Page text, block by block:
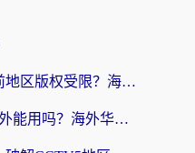
央视影音当前地区版权受限？海外党追剧看片的终极解决方案来了
交管12123国外能用吗？海外华人亲测有效的回国加速器选择指南